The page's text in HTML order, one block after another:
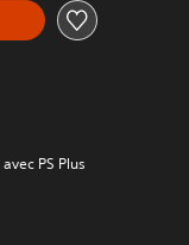
PS Plus